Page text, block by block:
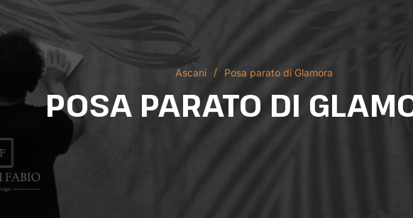
Ascani Posa parato di Glamora
POSA PARATO DI